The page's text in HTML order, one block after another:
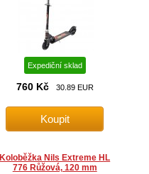
Expediční sklad
760 Kč 30.89 EUR
Koloběžka Nils Extreme HL
776 Růžová, 120 mm